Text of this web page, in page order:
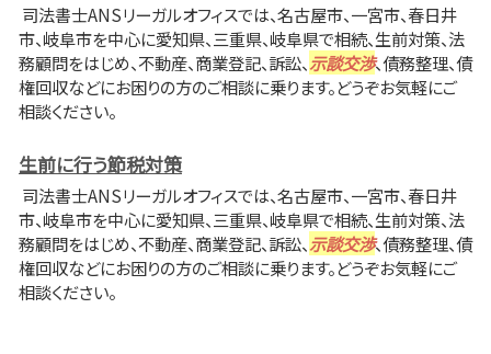
司法書士ANSリーガルオフィスでは、名古屋市、一宮市、春日井
市、岐阜市を中心に愛知県、三重県、岐阜県で相続、生前対策、法
務顧問をはじめ、不動産、商業登記、訴訟、示談交渉、債務整理、債
権回収などにお困りの方のご相談に乗ります。どうぞお気軽にご
相談ください。
生前に行う節税対策
司法書士ANSリーガルオフィスでは、名古屋市、一宮市、春日井
市、岐阜市を中心に愛知県、三重県、岐阜県で相続、生前対策、法
務顧問をはじめ、不動産、商業登記、訴訟、示談交渉、債務整理、債
権回収などにお困りの方のご相談に乗ります。どうぞお気軽にご
相談ください。